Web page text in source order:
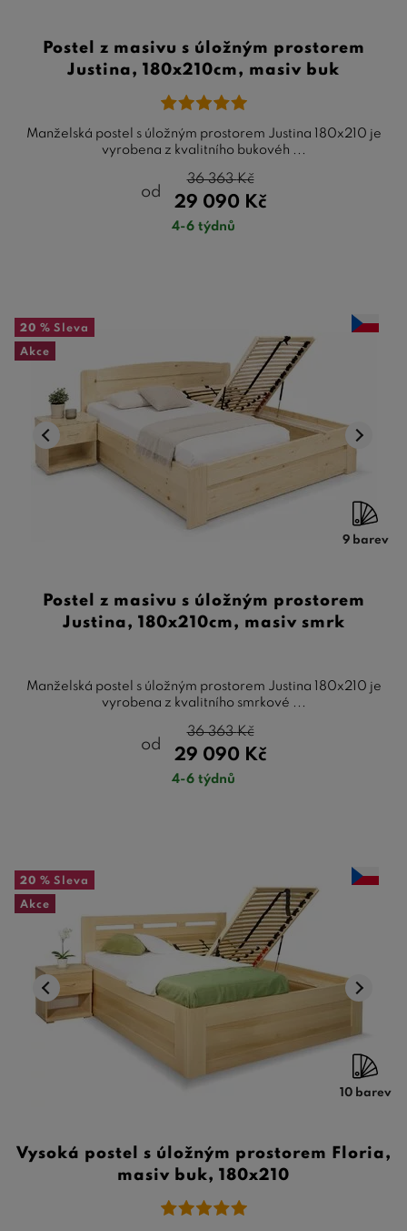
Postel z masivu s úložným prostorem
Justina, 180x210cm, masiv buk
Manželská postel s úložným prostorem Justina 180x210 je
vyrobena z kvalitního bukovéh ...
od
29 090 Kč
36 363Kč
4-6 týdnů
20 % Sleva
Akce
9 barev
Postel z masivu s úložným prostorem
Justina, 180x210cm, masiv smrk
Manželská postel s úložným prostorem Justina 180x210 je
vyrobena z kvalitního smrkové ...
od
29 090 Kč
36 363Kč
4-6 týdnů
20 % Sleva
Akce
10 barev
Vysoká postel s úložným prostorem Floria,
masiv buk, 180x210